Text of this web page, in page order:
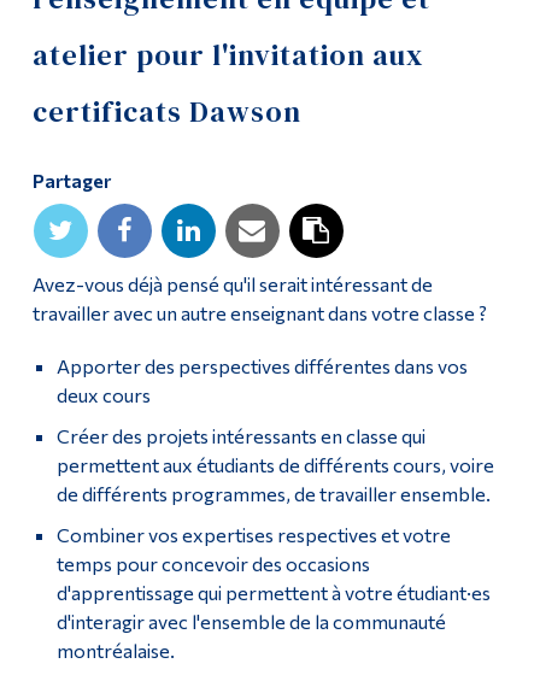
atelier pour l'invitation aux
certificats Dawson
Partager
Avez-vous déjà pensé qu'il serait intéressant de
travailler avec un autre enseignant dans votre classe ?
Apporter des perspectives différentes dans vos
deux cours
Créer des projets intéressants en classe qui
permettent aux étudiants de différents cours, voire
de différents programmes, de travailler ensemble.
Combiner vos expertises respectives et votre
temps pour concevoir des occasions
d'apprentissage qui permettent à votre étudiant·es
d'interagir avec l'ensemble de la communauté
montréalaise.